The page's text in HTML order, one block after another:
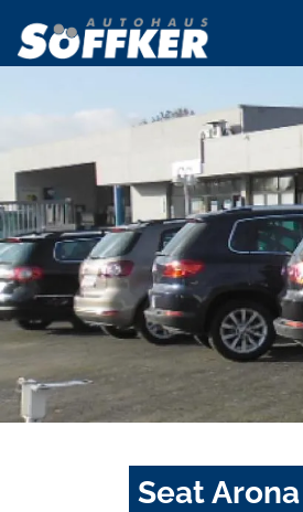
Seat Arona